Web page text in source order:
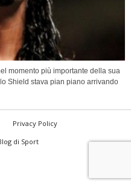
momento più importante della sua
Shield stava pian piano arrivando
Privacy Policy
di Sport